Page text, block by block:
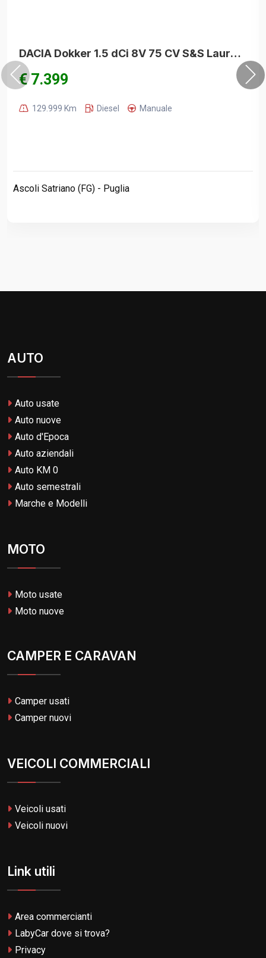
DACIA Dokker 1.5 dCi 8V 75 CV S&S Lauréate GANCIO TRAINO
€ 7.399
129.999 Km Diesel Manuale
Ascoli Satriano (FG) - Puglia
AUTO
Auto usate
Auto nuove
Auto d'Epoca
Auto aziendali
Auto KM 0
Auto semestrali
Marche e Modelli
MOTO
Moto usate
Moto nuove
CAMPER E CARAVAN
Camper usati
Camper nuovi
VEICOLI COMMERCIALI
Veicoli usati
Veicoli nuovi
Link utili
Area commercianti
LabyCar dove si trova?
Privacy